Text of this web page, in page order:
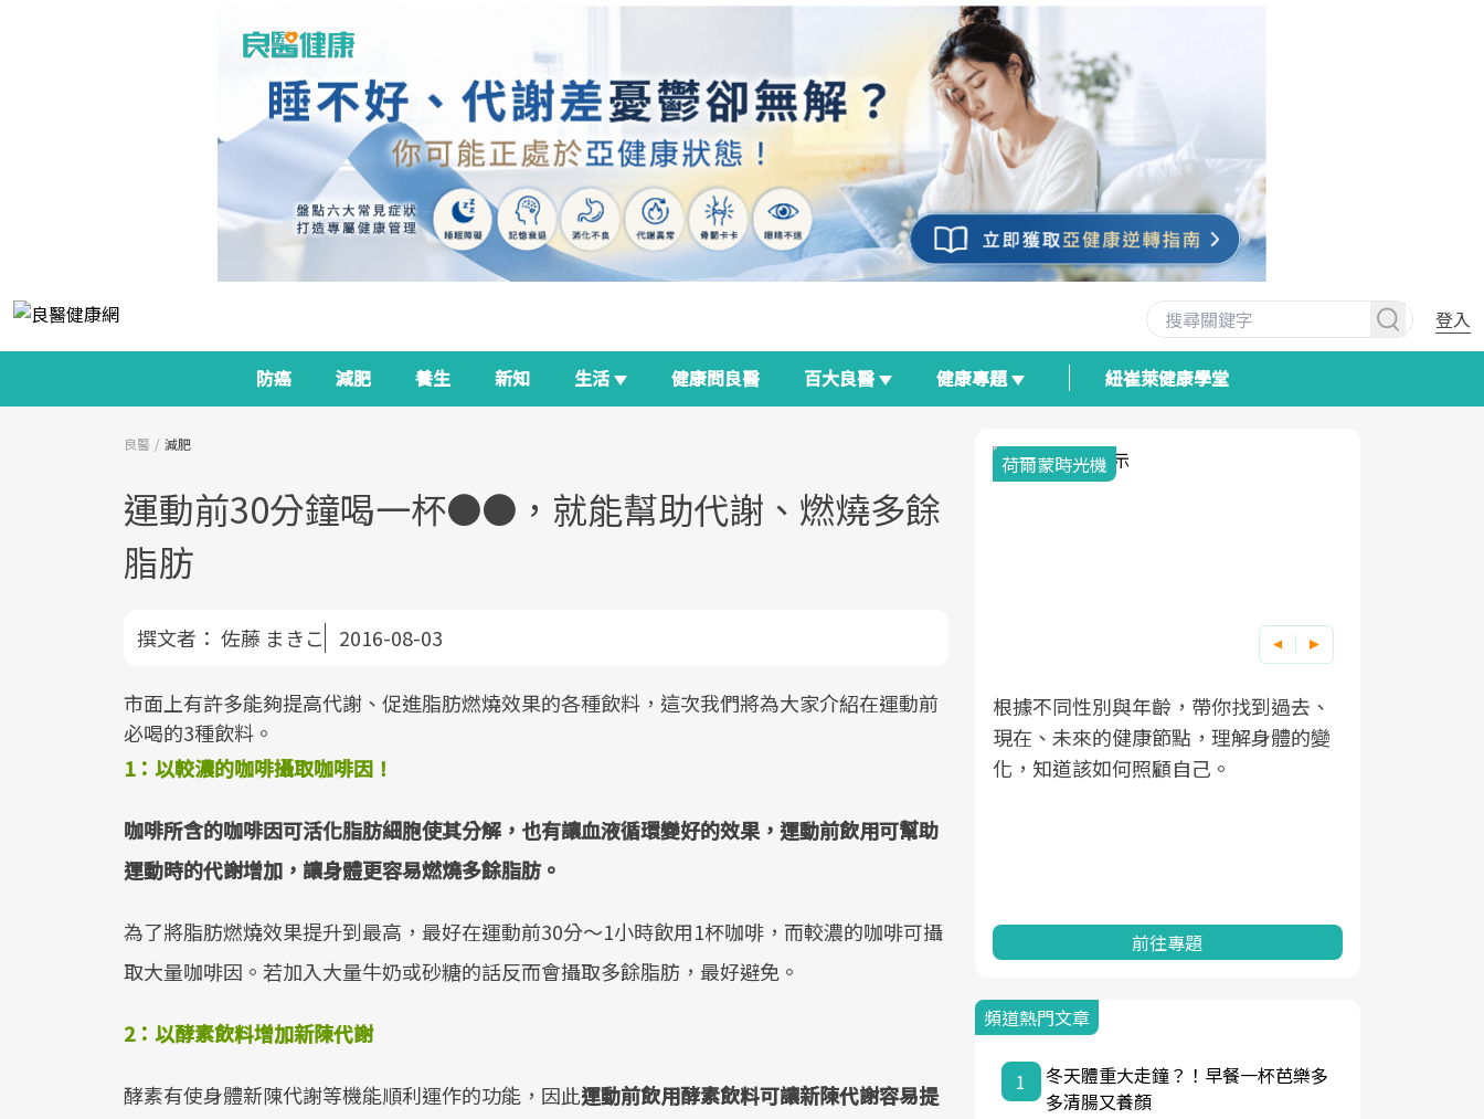
登入
防癌 減肥 養生 新知 生活 健康問良醫 百大良醫 健康專題 紐崔萊健康學堂
良醫 減肥
運動前30分鐘喝一杯●●，就能幫助代謝、燃燒多餘
脂肪
撰文者： 佐藤 まきこ 2016-08-03
市面上有許多能夠提高代謝、促進脂肪燃燒效果的各種飲料，這次我們將為大家介紹在運動前
必喝的3種飲料。
1：以較濃的咖啡攝取咖啡因！
咖啡所含的咖啡因可活化脂肪細胞使其分解，也有讓血液循環變好的效果，運動前飲用可幫助
運動時的代謝增加，讓身體更容易燃燒多餘脂肪。
為了將脂肪燃燒效果提升到最高，最好在運動前30分～1小時飲用1杯咖啡，而較濃的咖啡可攝
取大量咖啡因。若加入大量牛奶或砂糖的話反而會攝取多餘脂肪，最好避免。
2：以酵素飲料增加新陳代謝
酵素有使身體新陳代謝等機能順利運作的功能，因此運動前飲用酵素飲料可讓新陳代謝容易提
面對超高齡社會的浪潮，台灣正在快速
關注的核心議題。然而，健檢不只是醫
前往專題
2025年，就到良醫生活祭體驗「一站式
前往專題
良醫健康網從「換季的身體變化」出
前往專題
荷爾蒙時光機
根據不同性別與年齡，帶你找到過去、
現在、未來的健康節點，理解身體的變
化，知道該如何照顧自己。
前往專題
頻道熱門文章
1
冬天體重大走鐘？！早餐一杯芭樂多
多清腸又養顏